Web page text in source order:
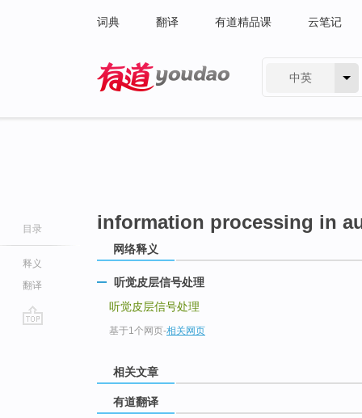
词典 翻译 有道精品课 云笔记
中英
目录
释义
翻译
information processing in
网络释义
听觉皮层信号处理
听觉皮层信号处理
基于1个网页-相关网页
相关文章
有道翻译